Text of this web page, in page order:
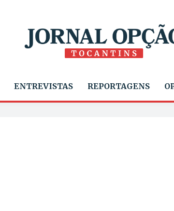
ENTREVISTAS REPORTAGENS